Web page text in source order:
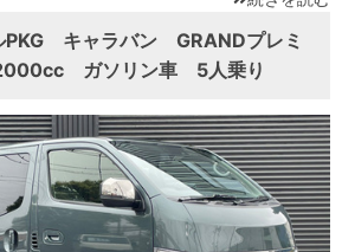
キャラバン GRANDプレミ
ガソリン車 5人乗り